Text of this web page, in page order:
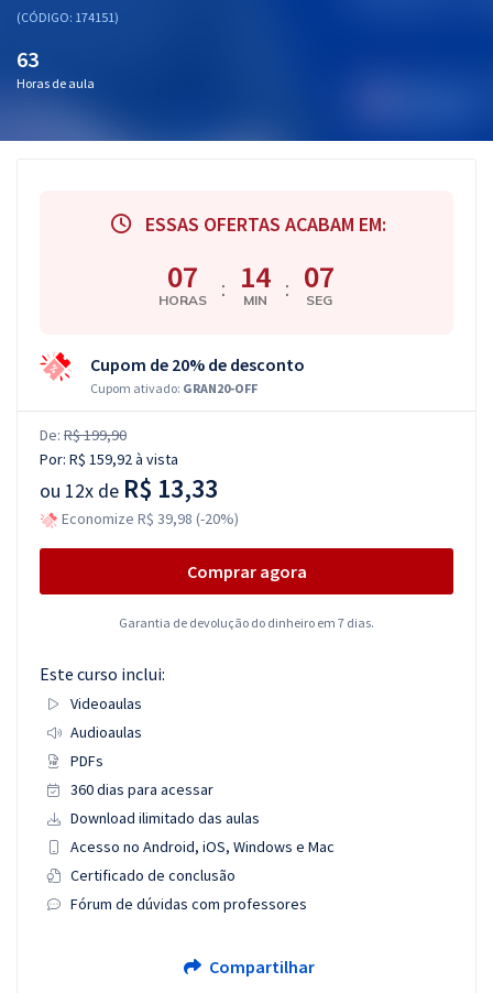
(CÓDIGO: 174151)
63
Horas de aula
ESSAS OFERTAS ACABAM EM:
07
HORAS : 14
MIN : 06
SEG
Cupom de 20% de desconto
Cupom ativado: GRAN20-OFF
De: R$ 199,90
Por: R$ 159,92à vista
ou 12x de R$ 13,33
Economize R$ 39,98 (-20%)
Comprar agora
Garantia de devolução do dinheiro em 7 dias.
Este curso inclui:
Videoaulas
Audioaulas
PDFs
360 dias para acessar
Download ilimitado das aulas
Acesso no Android, iOS, Windows e Mac
Certificado de conclusão
Fórum de dúvidas com professores
Compartilhar